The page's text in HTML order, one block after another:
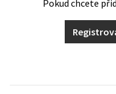
Pokud chcete